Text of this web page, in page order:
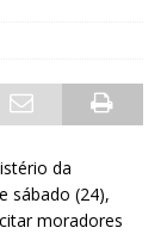
da
sábado (24),
moradores